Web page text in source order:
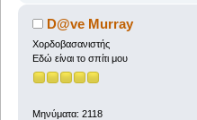
D@ve Murray
Χορδοβασανιστής
Εδώ είναι το σπίτι μου
Μηνύματα: 2118